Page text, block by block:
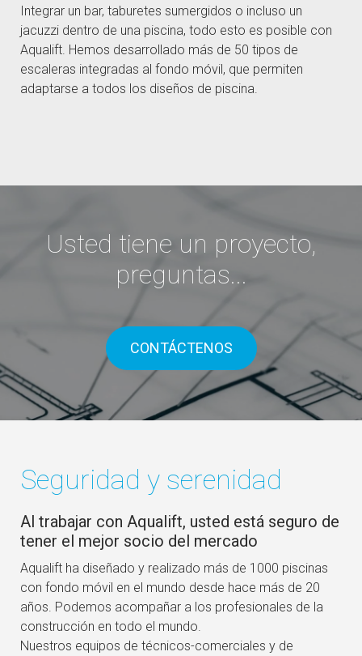
Integrar un bar, taburetes sumergidos o incluso un
jacuzzi dentro de una piscina, todo esto es posible con
Aqualift. Hemos desarrollado más de 50 tipos de
escaleras integradas al fondo móvil, que permiten
adaptarse a todos los diseños de piscina.
Usted tiene un proyecto,
preguntas...
CONTÁCTENOS
Seguridad y serenidad
Al trabajar con Aqualift, usted está seguro de
tener el mejor socio del mercado
Aqualift ha diseñado y realizado más de 1000 piscinas
con fondo móvil en el mundo desde hace más de 20
años. Podemos acompañar a los profesionales de la
construcción en todo el mundo.
Nuestros equipos de técnicos-comerciales y de